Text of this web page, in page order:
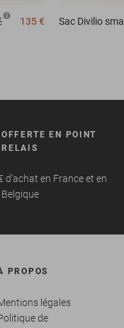
135 € Sac Divilio small
EN POINT
RELAIS
d'achat en France et en
Belgique
PROPOS
légales
de